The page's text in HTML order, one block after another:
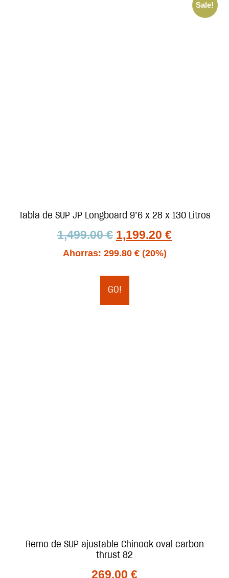
Sale!
Tabla de SUP JP Longboard 9’6 x 28 x 130 Litros
1,499.00€ 1,199.20 €
Ahorras: 299.80 € (20%)
GO!
Remo de SUP ajustable Chinook oval carbon
thrust 82
269.00 €